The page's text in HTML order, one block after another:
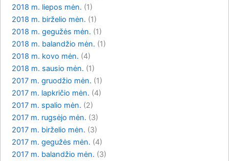
2018 m. liepos mėn. (1)
2018 m. birželio mėn. (1)
2018 m. gegužės mėn. (1)
2018 m. balandžio mėn. (1)
2018 m. kovo mėn. (4)
2018 m. sausio mėn. (1)
2017 m. gruodžio mėn. (1)
2017 m. lapkričio mėn. (4)
2017 m. spalio mėn. (2)
2017 m. rugsėjo mėn. (3)
2017 m. birželio mėn. (3)
2017 m. gegužės mėn. (4)
2017 m. balandžio mėn. (3)